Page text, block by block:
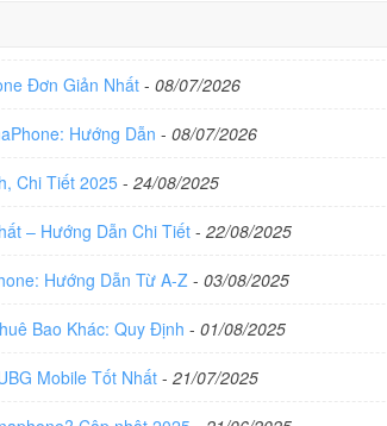
Đơn Giản Nhất - 08/07/2026
Hướng Dẫn - 08/07/2026
Chi Tiết 2025 - 24/08/2025
– Hướng Dẫn Chi Tiết - 22/08/2025
Hướng Dẫn Từ A-Z - 03/08/2025
Bao Khác: Quy Định - 01/08/2025
Mobile Tốt Nhất - 21/07/2025